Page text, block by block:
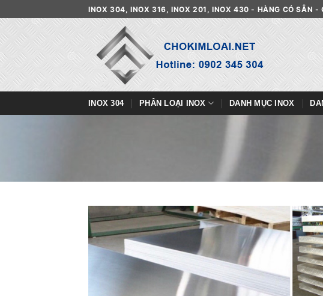
to
content
INOX 304, INOX 316, INOX 201, INOX 430 - HÀNG CÓ SẴN -
INOX 304 PHÂN LOẠI INOX DANH MỤC INOX